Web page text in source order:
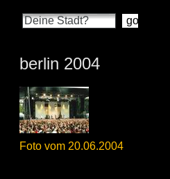
berlin 2004
Foto vom 20.06.2004